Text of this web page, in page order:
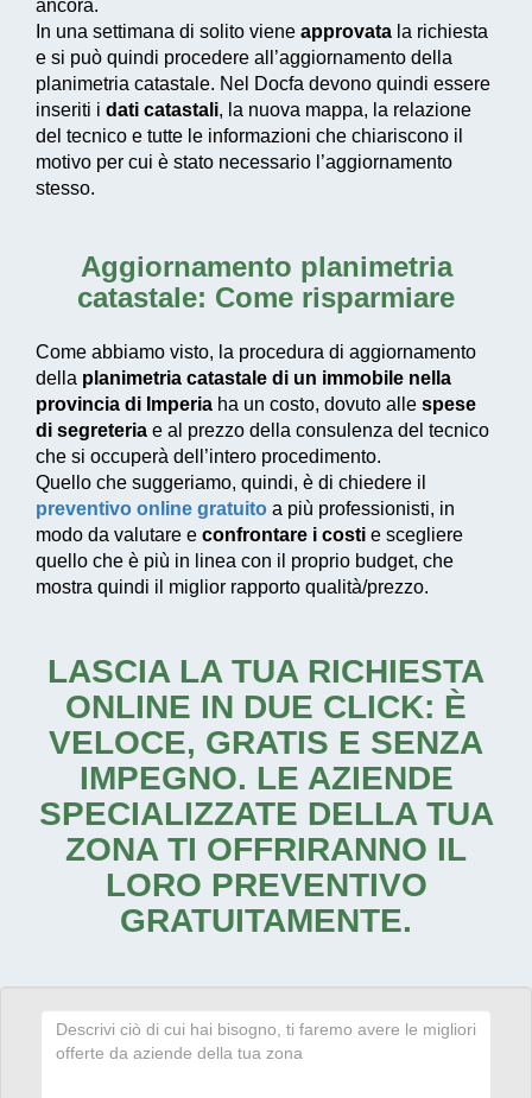
ancora.
In una settimana di solito viene approvata la richiesta
e si può quindi procedere all’aggiornamento della
planimetria catastale. Nel Docfa devono quindi essere
inseriti i dati catastali, la nuova mappa, la relazione
del tecnico e tutte le informazioni che chiariscono il
motivo per cui è stato necessario l’aggiornamento
stesso.
Aggiornamento planimetria
catastale: Come risparmiare
Come abbiamo visto, la procedura di aggiornamento
della planimetria catastale di un immobile nella
provincia di Imperia ha un costo, dovuto alle spese
di segreteria e al prezzo della consulenza del tecnico
che si occuperà dell’intero procedimento.
Quello che suggeriamo, quindi, è di chiedere il
preventivo online gratuito a più professionisti, in
modo da valutare e confrontare i costi e scegliere
quello che è più in linea con il proprio budget, che
mostra quindi il miglior rapporto qualità/prezzo.
LASCIA LA TUA RICHIESTA
ONLINE IN DUE CLICK: È
VELOCE, GRATIS E SENZA
IMPEGNO. LE AZIENDE
SPECIALIZZATE DELLA TUA
ZONA TI OFFRIRANNO IL
LORO PREVENTIVO
GRATUITAMENTE.